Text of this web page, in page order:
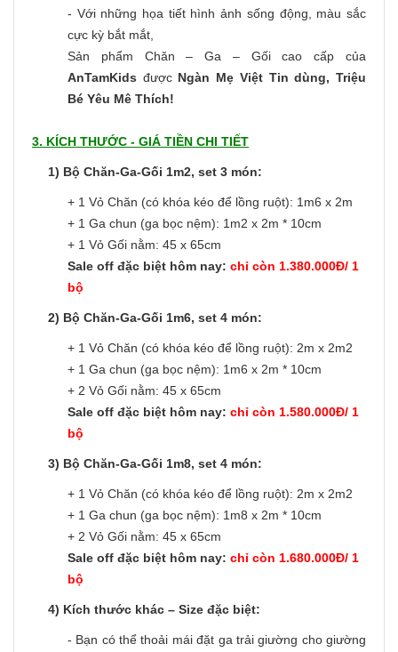
- Với những họa tiết hình ảnh sống động, màu sắc
cực kỳ bắt mắt,
Sản phẩm Chăn – Ga – Gối cao cấp của
AnTamKids được Ngàn Mẹ Việt Tin dùng, Triệu
Bé Yêu Mê Thích!
3. KÍCH THƯỚC - GIÁ TIỀN CHI TIẾT
1) Bộ Chăn-Ga-Gối 1m2, set 3 món:
+ 1 Vỏ Chăn (có khóa kéo để lồng ruột): 1m6 x 2m
+ 1 Ga chun (ga bọc nệm): 1m2 x 2m * 10cm
+ 1 Vỏ Gối nằm: 45 x 65cm
Sale off đặc biệt hôm nay: chỉ còn 1.380.000Đ/ 1
bộ
2) Bộ Chăn-Ga-Gối 1m6, set 4 món:
+ 1 Vỏ Chăn (có khóa kéo để lồng ruột): 2m x 2m2
+ 1 Ga chun (ga bọc nệm): 1m6 x 2m * 10cm
+ 2 Vỏ Gối nằm: 45 x 65cm
Sale off đặc biệt hôm nay: chỉ còn 1.580.000Đ/ 1
bộ
3) Bộ Chăn-Ga-Gối 1m8, set 4 món:
+ 1 Vỏ Chăn (có khóa kéo để lồng ruột): 2m x 2m2
+ 1 Ga chun (ga bọc nệm): 1m8 x 2m * 10cm
+ 2 Vỏ Gối nằm: 45 x 65cm
Sale off đặc biệt hôm nay: chỉ còn 1.680.000Đ/ 1
bộ
4) Kích thước khác – Size đặc biệt:
- Bạn có thể thoải mái đặt ga trải giường cho giường